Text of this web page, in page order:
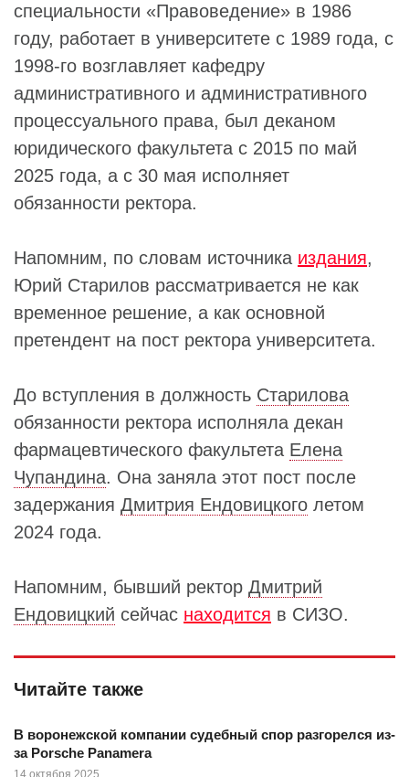
специальности «Правоведение» в 1986
году, работает в университете с 1989 года, с
1998-го возглавляет кафедру
административного и административного
процессуального права, был деканом
юридического факультета с 2015 по май
2025 года, а с 30 мая исполняет
обязанности ректора.
Напомним, по словам источника издания,
Юрий Старилов рассматривается не как
временное решение, а как основной
претендент на пост ректора университета.
До вступления в должность Старилова
обязанности ректора исполняла декан
фармацевтического факультета Елена
Чупандина. Она заняла этот пост после
задержания Дмитрия Ендовицкого летом
2024 года.
Напомним, бывший ректор Дмитрий
Ендовицкий сейчас находится в СИЗО.
Читайте также
В воронежской компании судебный спор разгорелся из-
за Porsche Panamera
14 октября 2025